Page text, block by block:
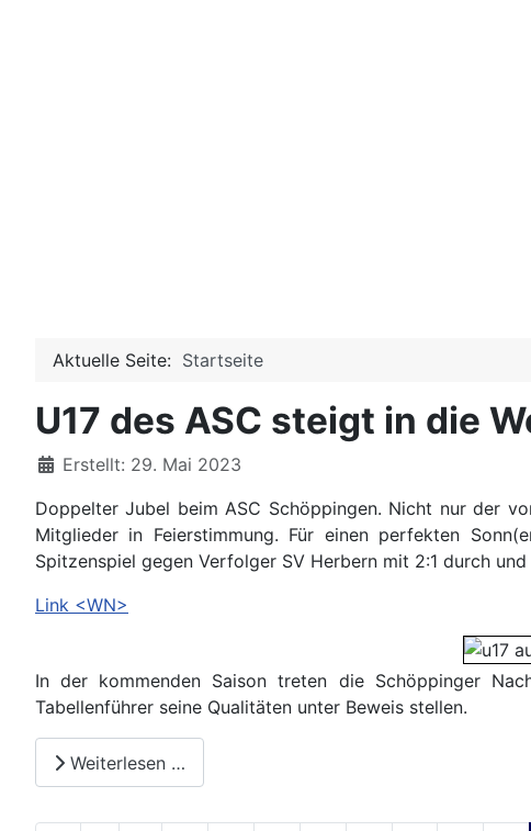
Aktuelle Seite: Startseite
U17 des ASC steigt in die
DetailsErstellt: 29. Mai 2023
Doppelter Jubel beim ASC Schöppingen. Nicht nur der
Mitglieder in Feierstimmung. Für einen perfekten
Spitzenspiel gegen Verfolger SV Herbern mit 2:1 durch
Link <WN>
In der kommenden Saison treten die Schöppinger
Tabellenführer seine Qualitäten unter Beweis stellen.
Weiterlesen …